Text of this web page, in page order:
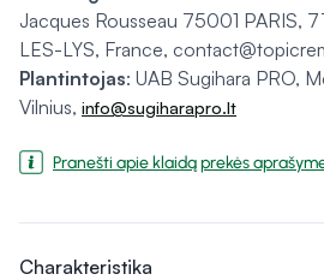
Jacques Rousseau 75001 PARIS,
LES-LYS, France,
Plantintojas: UAB Sugihara PRO,
Vilnius, info@sugiharapro.lt
Pranešti apie klaidą prekės
Charakteristika